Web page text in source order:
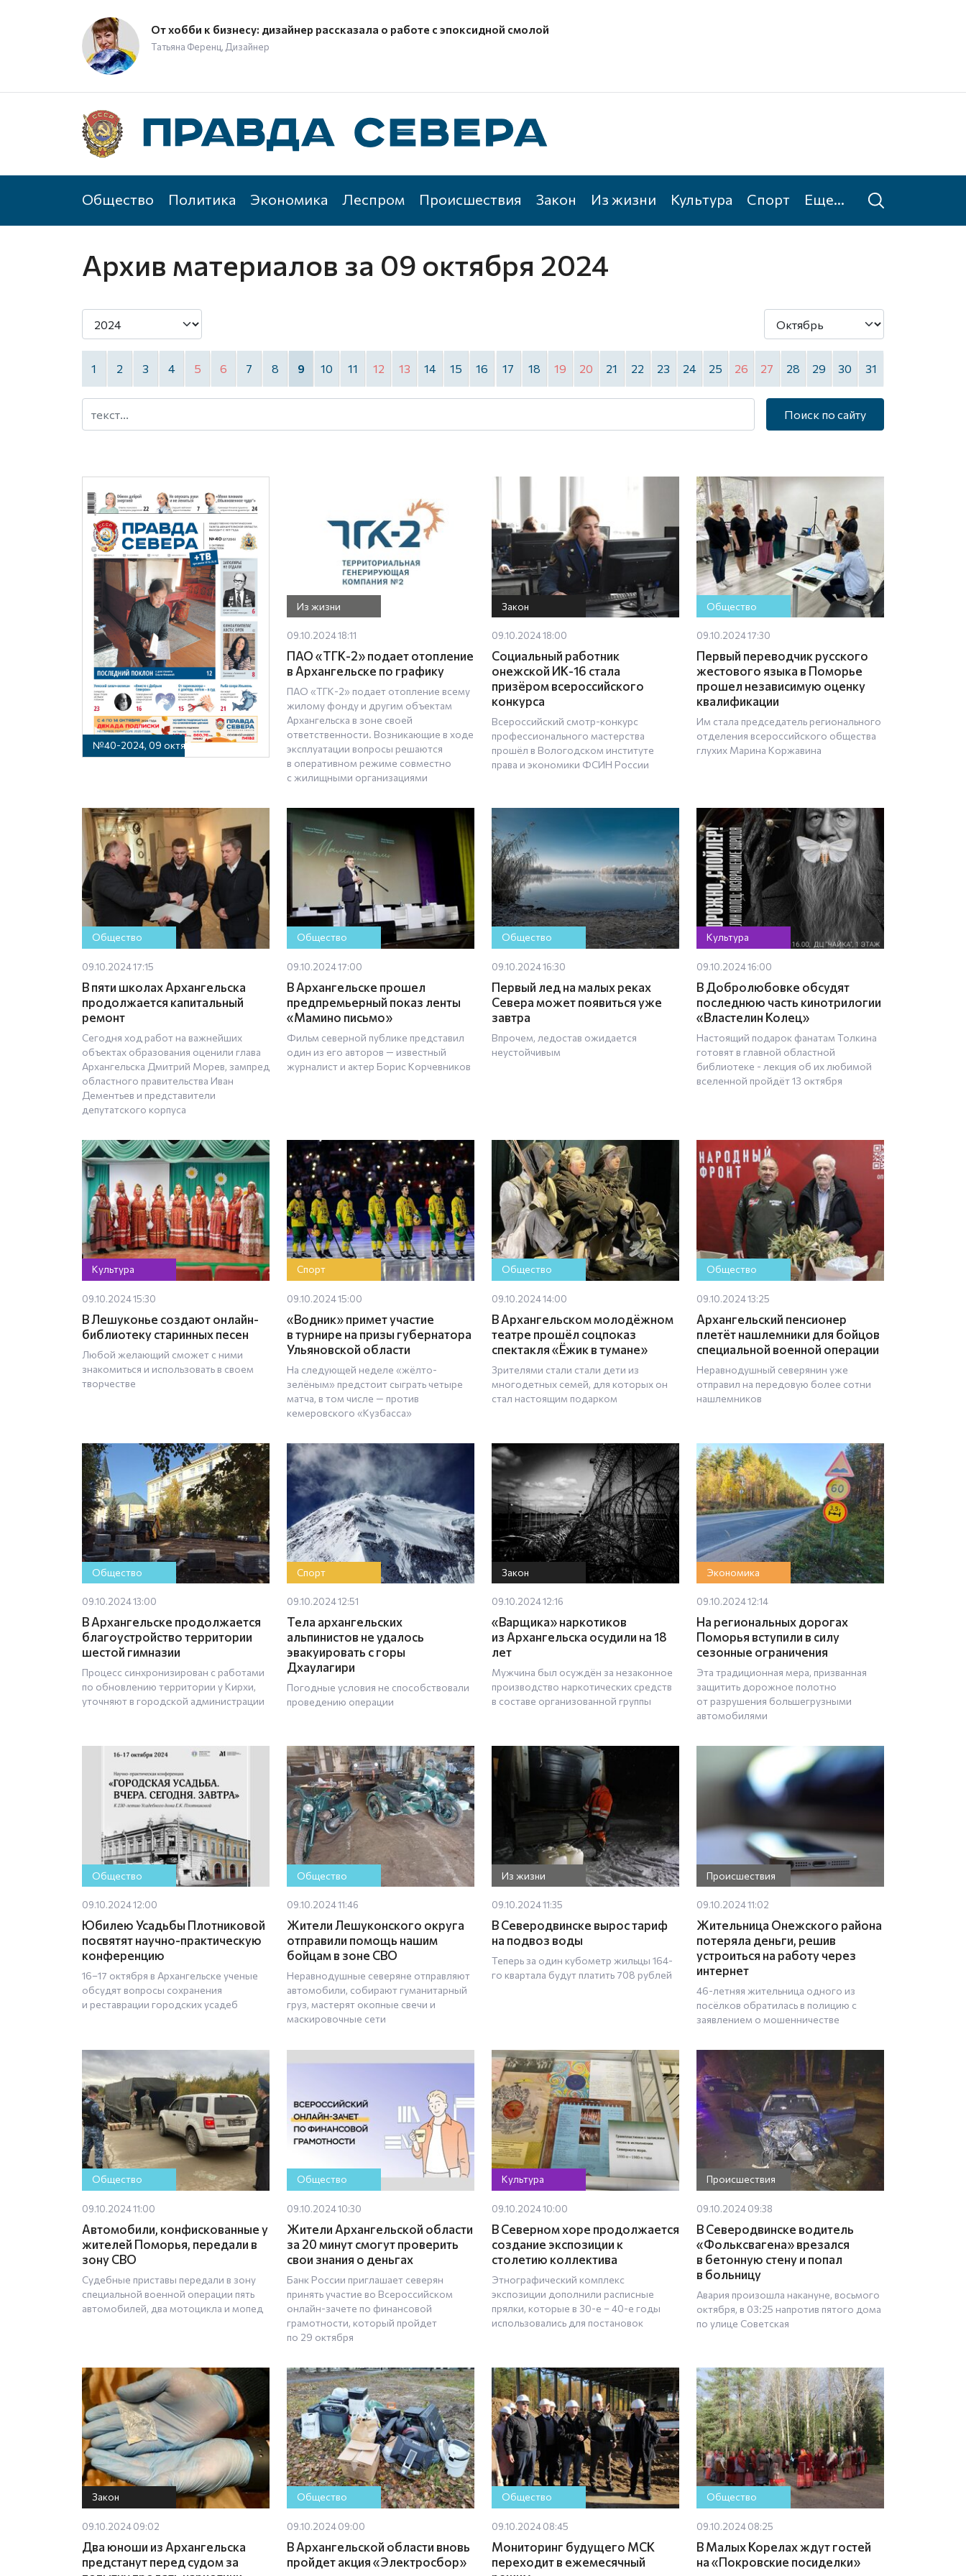
От хобби к бизнесу: дизайнер рассказала о работе с эпоксидной смолой
Татьяна Ференц, Дизайнер
Общество Политика Экономика Леспром Происшествия Закон Из жизни Культура Спорт Еще...
Архив материалов за 09 октября 2024
1 2 3 4 5 6 7 8 9 10 11 12 13 14 15 16 17 18 19 20 21 22 23 24 25 26 27 28 29 30 31
Поиск по сайту
№40-2024, 09 октября
Из жизни
09.10.2024 18:11
ПАО «ТГК-2» подает отопление
в Архангельске по графику
ПАО «ТГК-2» подает отопление всему
жилому фонду и другим объектам
Архангельска в зоне своей
ответственности. Возникающие в ходе
эксплуатации вопросы решаются
в оперативном режиме совместно
с жилищными организациями
Закон
09.10.2024 18:00
Социальный работник
онежской ИК-16 стала
призёром всероссийского
конкурса
Всероссийский смотр-конкурс
профессионального мастерства
прошёл в Вологодском институте
права и экономики ФСИН России
Общество
09.10.2024 17:30
Первый переводчик русского
жестового языка в Поморье
прошел независимую оценку
квалификации
Им стала председатель регионального
отделения всероссийского общества
глухих Марина Коржавина
Общество
09.10.2024 17:15
В пяти школах Архангельска
продолжается капитальный
ремонт
Сегодня ход работ на важнейших
объектах образования оценили глава
Архангельска Дмитрий Морев, зампред
областного правительства Иван
Дементьев и представители
депутатского корпуса
Общество
09.10.2024 17:00
В Архангельске прошел
предпремьерный показ ленты
«Мамино письмо»
Фильм северной публике представил
один из его авторов — известный
журналист и актер Борис Корчевников
Общество
09.10.2024 16:30
Первый лед на малых реках
Севера может появиться уже
завтра
Впрочем, ледостав ожидается
неустойчивым
Культура
09.10.2024 16:00
В Добролюбовке обсудят
последнюю часть кинотрилогии
«Властелин Колец»
Настоящий подарок фанатам Толкина
готовят в главной областной
библиотеке - лекция об их любимой
вселенной пройдёт 13 октября
Культура
09.10.2024 15:30
В Лешуконье создают онлайн-
библиотеку старинных песен
Любой желающий сможет с ними
знакомиться и использовать в своем
творчестве
Спорт
09.10.2024 15:00
«Водник» примет участие
в турнире на призы губернатора
Ульяновской области
На следующей неделе «жёлто-
зелёным» предстоит сыграть четыре
матча, в том числе — против
кемеровского «Кузбасса»
Общество
09.10.2024 14:00
В Архангельском молодёжном
театре прошёл соцпоказ
спектакля «Ёжик в тумане»
Зрителями стали стали дети из
многодетных семей, для которых он
стал настоящим подарком
Общество
09.10.2024 13:25
Архангельский пенсионер
плетёт нашлемники для бойцов
специальной военной операции
Неравнодушный северянин уже
отправил на передовую более сотни
нашлемников
Общество
09.10.2024 13:00
В Архангельске продолжается
благоустройство территории
шестой гимназии
Процесс синхронизирован с работами
по обновлению территории у Кирхи,
уточняют в городской администрации
Спорт
09.10.2024 12:51
Тела архангельских
альпинистов не удалось
эвакуировать с горы
Дхаулагири
Погодные условия не способствовали
проведению операции
Закон
09.10.2024 12:16
«Варщика» наркотиков
из Архангельска осудили на 18
лет
Мужчина был осуждён за незаконное
производство наркотических средств
в составе организованной группы
Экономика
09.10.2024 12:14
На региональных дорогах
Поморья вступили в силу
сезонные ограничения
Эта традиционная мера, призванная
защитить дорожное полотно
от разрушения большегрузными
автомобилями
Общество
09.10.2024 12:00
Юбилею Усадьбы Плотниковой
посвятят научно-практическую
конференцию
16–17 октября в Архангельске ученые
обсудят вопросы сохранения
и реставрации городских усадеб
Общество
09.10.2024 11:46
Жители Лешуконского округа
отправили помощь нашим
бойцам в зоне СВО
Неравнодушные северяне отправляют
автомобили, собирают гуманитарный
груз, мастерят окопные свечи и
маскировочные сети
Из жизни
09.10.2024 11:35
В Северодвинске вырос тариф
на подвоз воды
Теперь за один кубометр жильцы 164-
го квартала будут платить 708 рублей
Происшествия
09.10.2024 11:02
Жительница Онежского района
потеряла деньги, решив
устроиться на работу через
интернет
46-летняя жительница одного из
посёлков обратилась в полицию с
заявлением о мошенничестве
Общество
09.10.2024 11:00
Автомобили, конфискованные у
жителей Поморья, передали в
зону СВО
Судебные приставы передали в зону
специальной военной операции пять
автомобилей, два мотоцикла и мопед
Общество
09.10.2024 10:30
Жители Архангельской области
за 20 минут смогут проверить
свои знания о деньгах
Банк России приглашает северян
принять участие во Всероссийском
онлайн-зачете по финансовой
грамотности, который пройдет
по 29 октября
Культура
09.10.2024 10:00
В Северном хоре продолжается
создание экспозиции к
столетию коллектива
Этнографический комплекс
экспозиции дополнили расписные
прялки, которые в 30-е – 40-е годы
использовались для постановок
Происшествия
09.10.2024 09:38
В Северодвинске водитель
«Фольксвагена» врезался
в бетонную стену и попал
в больницу
Авария произошла накануне, восьмого
октября, в 03:25 напротив пятого дома
по улице Советская
Закон
09.10.2024 09:02
Два юноши из Архангельска
предстанут перед судом за
Общество
09.10.2024 09:00
В Архангельской области вновь
пройдет акция «Электросбор»
Общество
09.10.2024 08:45
Мониторинг будущего МСК
переходит в ежемесячный
Общество
09.10.2024 08:25
В Малых Корелах ждут гостей
на «Покровские посиделки»